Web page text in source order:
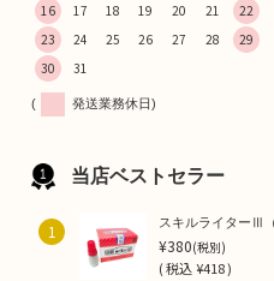
16
17 18 19 20 21
22
23
24 25 26 27 28
29
30
31
( 発送業務休日)
当店ベストセラー
1 スキルライターⅢ
¥380(税別)
(税込¥418 )